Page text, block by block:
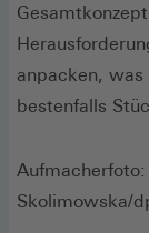
anpacken,
bestenfalls
Skolimowska/